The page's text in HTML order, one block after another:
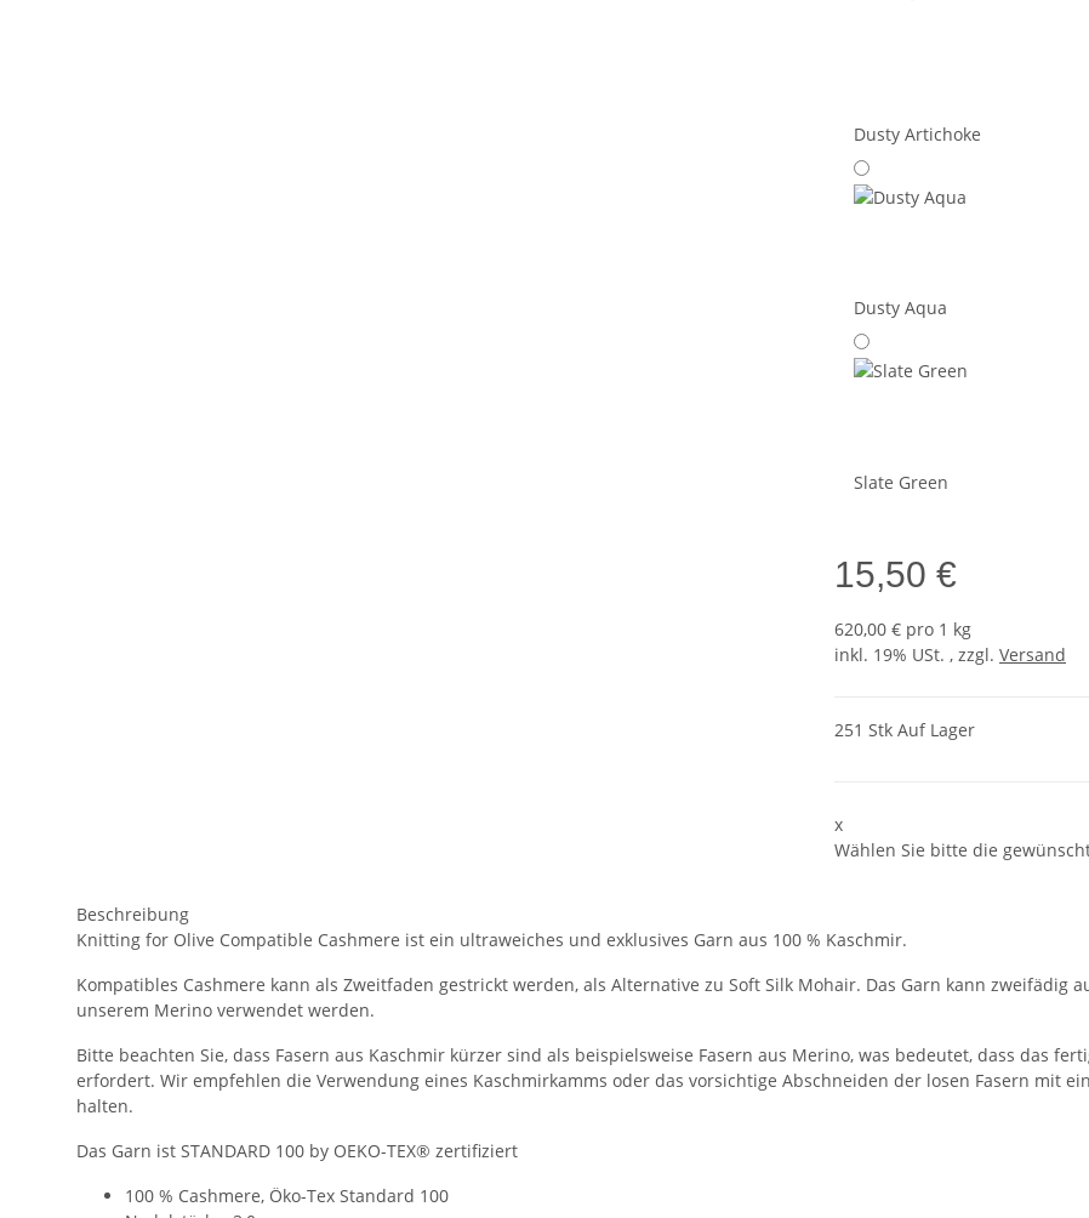
Dusty Artichoke
Dusty Aqua
Slate Green
15,50 €
620,00 € pro 1 kg
inkl. 19% USt. , zzgl. Versand
251 Stk Auf Lager
x
Wählen Sie bitte die
Beschreibung
Knitting for Olive Compatible Cashmere ist ein ultraweiches und exklusives Garn aus 100 % Kaschmir.
Kompatibles Cashmere kann als Zweitfaden gestrickt werden, als Alternative zu Soft Silk Mohair. Das Garn kann zweifädig
unserem Merino verwendet werden.
Bitte beachten Sie, dass Fasern aus Kaschmir kürzer sind als beispielsweise Fasern aus Merino, was bedeutet, dass das
erfordert. Wir empfehlen die Verwendung eines Kaschmirkamms oder das vorsichtige Abschneiden der losen Fasern mit
halten.
Das Garn ist STANDARD 100 by OEKO-TEX® zertifiziert
100 % Cashmere, Öko-Tex Standard 100